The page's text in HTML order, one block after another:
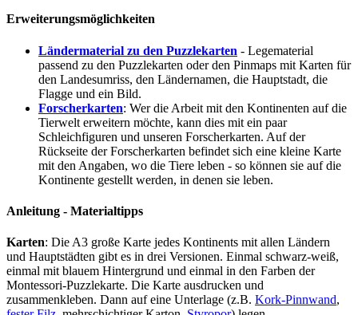
Erweiterungsmöglichkeiten
Ländermaterial zu den Puzzlekarten - Legematerial
passend zu den Puzzlekarten oder den Pinmaps mit Karten für
den Landesumriss, den Ländernamen, die Hauptstadt, die
Flagge und ein Bild.
Forscherkarten: Wer die Arbeit mit den Kontinenten auf die
Tierwelt erweitern möchte, kann dies mit ein paar
Schleichfiguren und unseren Forscherkarten. Auf der
Rückseite der Forscherkarten befindet sich eine kleine Karte
mit den Angaben, wo die Tiere leben - so können sie auf die
Kontinente gestellt werden, in denen sie leben.
Anleitung - Materialtipps
Karten: Die A3 große Karte jedes Kontinents mit allen Ländern
und Hauptstädten gibt es in drei Versionen. Einmal schwarz-weiß,
einmal mit blauem Hintergrund und einmal in den Farben der
Montessori-Puzzlekarte. Die Karte ausdrucken und
zusammenkleben. Dann auf eine Unterlage (z.B. Kork-Pinnwand,